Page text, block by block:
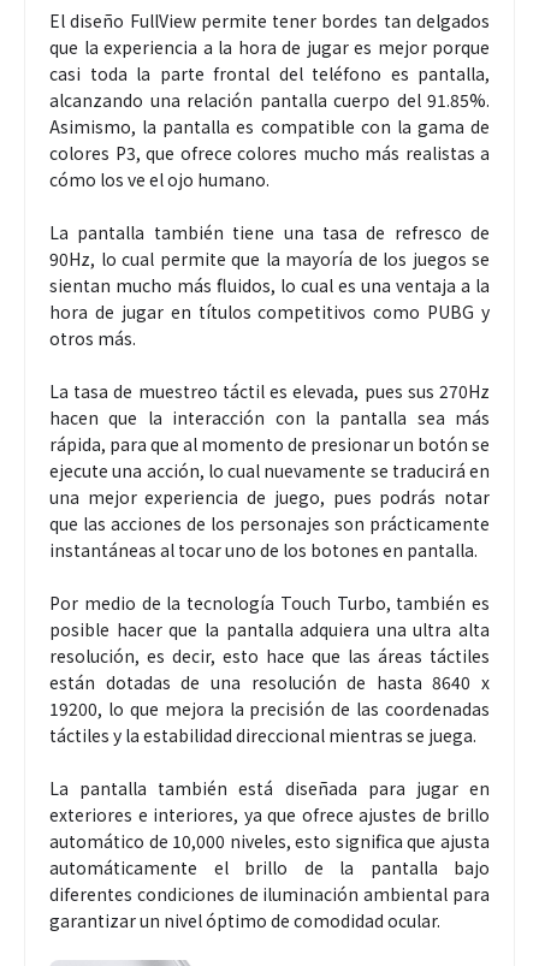
El diseño FullView permite tener bordes tan delgados
que la experiencia a la hora de jugar es mejor porque
casi toda la parte frontal del teléfono es pantalla,
alcanzando una relación pantalla cuerpo del 91.85%.
Asimismo, la pantalla es compatible con la gama de
colores P3, que ofrece colores mucho más realistas a
cómo los ve el ojo humano.
La pantalla también tiene una tasa de refresco de
90Hz, lo cual permite que la mayoría de los juegos se
sientan mucho más fluidos, lo cual es una ventaja a la
hora de jugar en títulos competitivos como PUBG y
otros más.
La tasa de muestreo táctil es elevada, pues sus 270Hz
hacen que la interacción con la pantalla sea más
rápida, para que al momento de presionar un botón se
ejecute una acción, lo cual nuevamente se traducirá en
una mejor experiencia de juego, pues podrás notar
que las acciones de los personajes son prácticamente
instantáneas al tocar uno de los botones en pantalla.
Por medio de la tecnología Touch Turbo, también es
posible hacer que la pantalla adquiera una ultra alta
resolución, es decir, esto hace que las áreas táctiles
están dotadas de una resolución de hasta 8640 x
19200, lo que mejora la precisión de las coordenadas
táctiles y la estabilidad direccional mientras se juega.
La pantalla también está diseñada para jugar en
exteriores e interiores, ya que ofrece ajustes de brillo
automático de 10,000 niveles, esto significa que ajusta
automáticamente el brillo de la pantalla bajo
diferentes condiciones de iluminación ambiental para
garantizar un nivel óptimo de comodidad ocular.